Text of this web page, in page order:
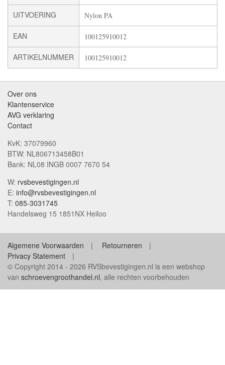
UITVOERING Nylon PA
EAN 100125910012
ARTIKELNUMMER 100125910012
Over ons
Klantenservice
AVG verklaring
Contact
KvK: 37079960
BTW: NL806713458B01
Bank: NL08 INGB 0007 7670 54
W: rvsbevestigingen.nl
E: info@rvsbevestigingen.nl
T: 085-3031745
Handelsweg 15 1851NX Heiloo
Algemene Voorwaarden
Retourneren
Privacy Statement
© Copyright 2014 - 2026 RVSbevestigingen.nl is een webshop
van schroevengroothandel.nl, alle rechten voorbehouden